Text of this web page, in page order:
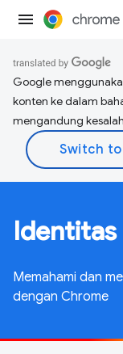
Google
konten ke dalam
mengandung
Identitas
Memahami dan
dengan Chrome